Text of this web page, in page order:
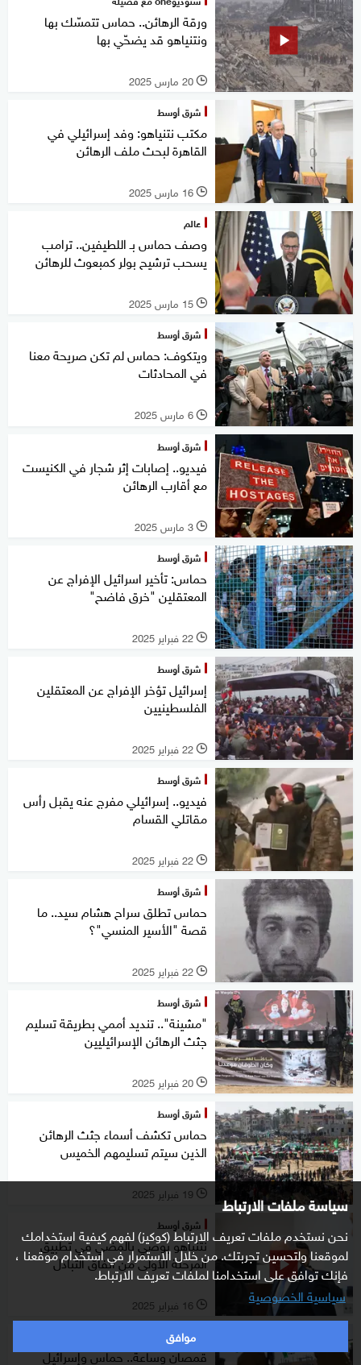
سياسة ملفات الارتباط
نحن نستخدم ملفات تعريف الارتباط (كوكيز) لفهم كيفية استخدامك
لموقعنا ولتحسين تجربتك. من خلال الاستمرار في استخدام موقعنا ،
فإنك توافق على استخدامنا لملفات تعريف الارتباط.
سياسية الخصوصية
موافق
ورقة الرهائن.. حماس تتمسّك بها
ونتنياهو قد يضحّي بها
l 20 مارس 2025
شرق أوسط
مكتب نتنياهو: وفد إسرائيلي في
القاهرة لبحث ملف الرهائن
l 16 مارس 2025
عالم
وصف حماس بـ اللطيفين.. ترامب
يسحب ترشيح بولر كمبعوث للرهائن
l 15 مارس 2025
شرق أوسط
ويتكوف: حماس لم تكن صريحة معنا
في المحادثات
l 6 مارس 2025
شرق أوسط
فيديو.. إصابات إثر شجار في الكنيست
مع أقارب الرهائن
l 3 مارس 2025
شرق أوسط
حماس: تأخير اسرائيل الإفراج عن
المعتقلين "خرق فاضح"
l 22 فبراير 2025
شرق أوسط
إسرائيل تؤخر الإفراج عن المعتقلين
الفلسطينيين
l 22 فبراير 2025
شرق أوسط
فيديو.. إسرائيلي مفرج عنه يقبل رأس
مقاتلي القسام
l 22 فبراير 2025
شرق أوسط
حماس تطلق سراح هشام سيد.. ما
قصة "الأسير المنسي"؟
l 22 فبراير 2025
شرق أوسط
"مشينة".. تنديد أممي بطريقة تسليم
جثث الرهائن الإسرائيليين
l 20 فبراير 2025
شرق أوسط
حماس تكشف أسماء جثث الرهائن
الذين سيتم تسليمهم الخميس
l 19 فبراير 2025
شرق أوسط
نتنياهو يوصي بالمضي في تطبيق
المرحلة الأولى من اتفاق التبادل
l 16 فبراير 2025
شرق أوسط
قمصان وساعة.. حماس وإسرائيل